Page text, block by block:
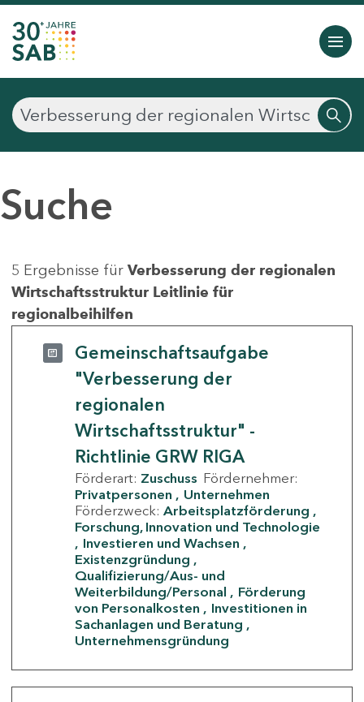
Suche
5 Ergebnisse für Verbesserung der regionalen
Wirtschaftsstruktur Leitlinie für
regionalbeihilfen
Gemeinschaftsaufgabe
"Verbesserung der
regionalen
Wirtschaftsstruktur" -
Richtlinie GRW RIGA
Förderart: Zuschuss Fördernehmer:
Privatpersonen
Unternehmen
Förderzweck: Arbeitsplatzförderung
Forschung, Innovation und Technologie
Investieren und Wachsen
Existenzgründung
Qualifizierung/Aus- und
Weiterbildung/Personal
Förderung
von Personalkosten
Investitionen in
Sachanlagen und Beratung
Unternehmensgründung